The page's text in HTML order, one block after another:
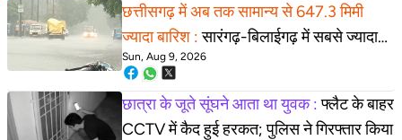
छत्तीसगढ़ में अब तक सामान्य से 647.3 मिमी
ज्यादा बारिश :सारंगढ़-बिलाईगढ़ में सबसे ज्यादा
पानी बरसा; 13 जिलों में आंकड़ा औसत से ऊपर
Sun, Aug 9, 2026
छात्रा के जूते सूंघने आता था युवक :फ्लैट के बाहर
CCTV में कैद हुई हरकत; पुलिस ने गिरफ्तार किया